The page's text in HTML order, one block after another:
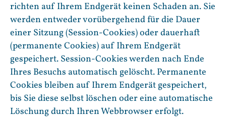
richten auf Ihrem Endgerät keinen Schaden an. Sie
werden entweder vorübergehend für die Dauer
einer Sitzung (Session-Cookies) oder dauerhaft
(permanente Cookies) auf Ihrem Endgerät
gespeichert. Session-Cookies werden nach Ende
Ihres Besuchs automatisch gelöscht. Permanente
Cookies bleiben auf Ihrem Endgerät gespeichert,
bis Sie diese selbst löschen oder eine automatische
Löschung durch Ihren Webbrowser erfolgt.